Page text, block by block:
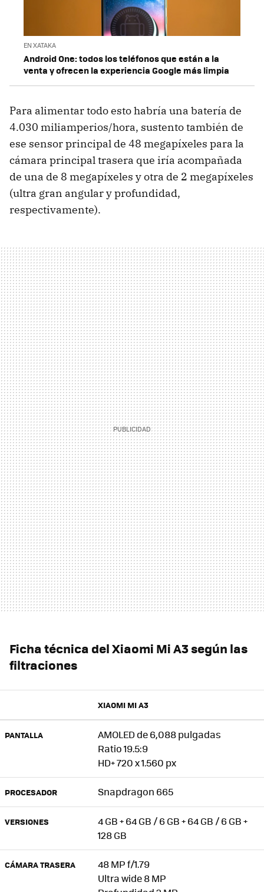
EN XATAKA
Android One: todos los teléfonos que están a la
venta y ofrecen la experiencia Google más limpia
Para alimentar todo esto habría una batería de
4.030 miliamperios/hora, sustento también de
ese sensor principal de 48 megapíxeles para la
cámara principal trasera que iría acompañada
de una de 8 megapíxeles y otra de 2 megapíxeles
(ultra gran angular y profundidad,
respectivamente).
Ficha técnica del Xiaomi Mi A3 según las
filtraciones
XIAOMI MI A3
PANTALLA
AMOLED de 6,088 pulgadas
Ratio 19.5:9
HD+ 720 x 1.560 px
PROCESADOR Snapdragon 665
VERSIONES
4 GB + 64 GB / 6 GB + 64 GB / 6 GB +
128 GB
CÁMARA TRASERA
48 MP f/1.79
Ultra wide 8 MP